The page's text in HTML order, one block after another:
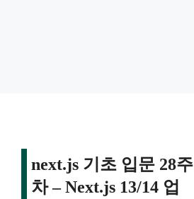
next.js 기초 입문 28주
차 – Next.js 13/14 업